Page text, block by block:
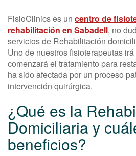
FisioClinics
Madrid
FisioClinics es un centro de
rehabilitación en Sabadell, no
servicios de Rehabilitación
Uno de nuestros fisioterapeutas
comenzará el tratamiento para
ha sido afectada por un proceso
intervención quirúrgica.
¿Qué es la
Domiciliaria y
beneficios?